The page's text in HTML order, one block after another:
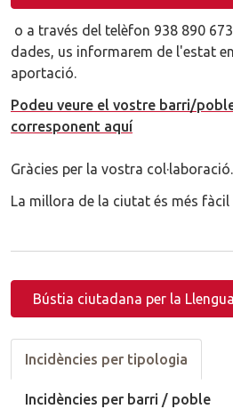
o a través del telèfon 938 890
dades, us informarem de l'estat
aportació.
Podeu veure el vostre barri/
corresponent aquí
Gràcies per la vostra col·laboració.
La millora de la ciutat és més
Bústia ciutadana per la Llengua
Incidències per tipologia
Incidències per barri / poble